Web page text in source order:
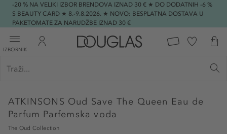
-20 % NA VELIKI IZBOR BRENDOVA IZNAD 30 € ★ DO DODATNIH -6 %
S BEAUTY CARD ★ 8.-9.8.2026. ★ NOVO: BESPLATNA DOSTAVA U
PAKETOMATE ZA NARUDŽBE IZNAD 30 €
IZBORNIK
ATKINSONS Oud Save The Queen Eau de
Parfum Parfemska voda
The Oud Collection